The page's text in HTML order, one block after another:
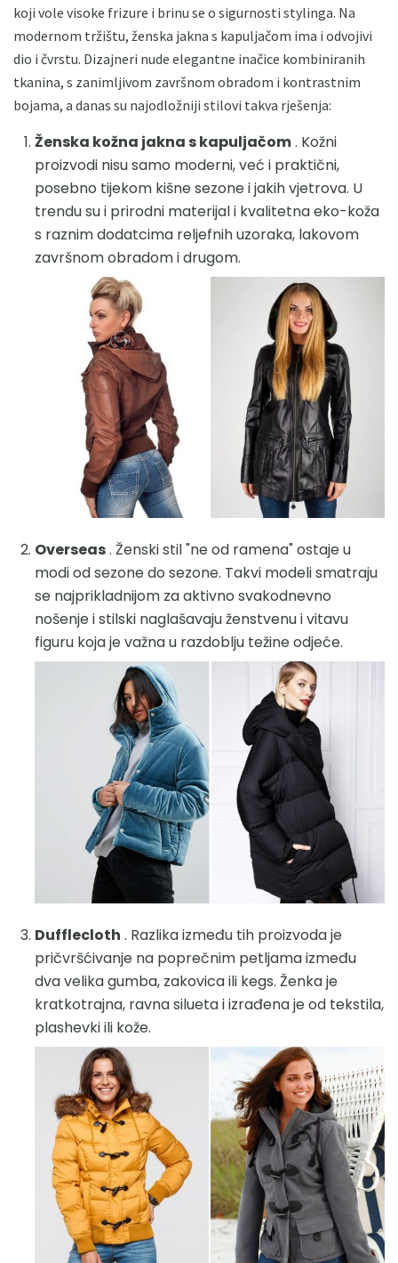
koji vole visoke frizure i brinu se o sigurnosti stylinga. Na
modernom tržištu, ženska jakna s kapuljačom ima i odvojivi
dio i čvrstu. Dizajneri nude elegantne inačice kombiniranih
tkanina, s zanimljivom završnom obradom i kontrastnim
bojama, a danas su najodložniji stilovi takva rješenja:
Ženska kožna jakna s kapuljačom. Kožni
proizvodi nisu samo moderni, već i praktični,
posebno tijekom kišne sezone i jakih vjetrova. U
trendu su i prirodni materijal i kvalitetna eko-koža
s raznim dodatcima reljefnih uzoraka, lakovom
završnom obradom i drugom.
Overseas. Ženski stil "ne od ramena" ostaje u
modi od sezone do sezone. Takvi modeli smatraju
se najprikladnijom za aktivno svakodnevno
nošenje i stilski naglašavaju ženstvenu i vitavu
figuru koja je važna u razdoblju težine odjeće.
Dufflecloth . Razlika između tih proizvoda je
pričvršćivanje na poprečnim petljama između
dva velika gumba, zakovica ili kegs. Ženka je
kratkotrajna, ravna silueta i izrađena je od tekstila,
plashevki ili kože.